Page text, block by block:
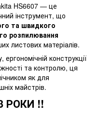
HS6607 — це
інструмент, що
та швидкого
розпилювання
листових матеріалів.
конструкції
та контролю, ця
як для
майстрів.
РОКИ !!